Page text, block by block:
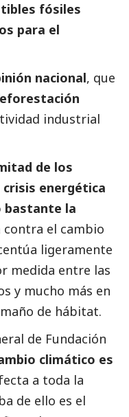
fósiles
para el
nacional, que
industrial
de los
energética
bastante la
contra el cambio
ligeramente
medida entre las
y mucho más en
de hábitat.
de Fundación
climático es
a toda la
de ello es el